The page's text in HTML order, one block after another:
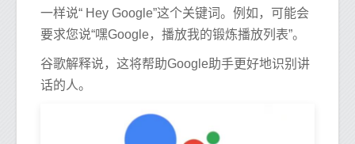
一样说“ Hey Google”这个关键词。例如，可能会
要求您说“嘿Google，播放我的锻炼播放列表”。
谷歌解释说，这将帮助Google助手更好地识别讲
话的人。